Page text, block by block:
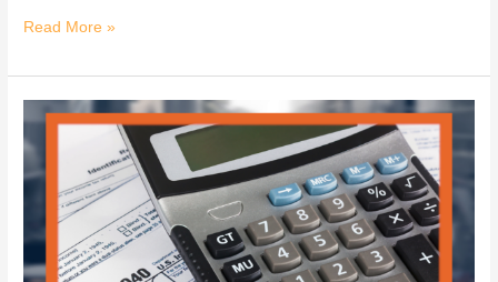
Read More »
Microîntreprinderile,
afectate
reguli
fiscale